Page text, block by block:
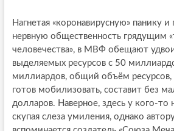
Нагнетая «коронавирусную» панику и
нервную общественность грядущим
человечества», в МВФ обещают
выделяемых ресурсов с 50
миллиардов, общий объём
готов мобилизовать, составит без
долларов. Наверное, здесь у кого-то
скупая слеза умиления, однако